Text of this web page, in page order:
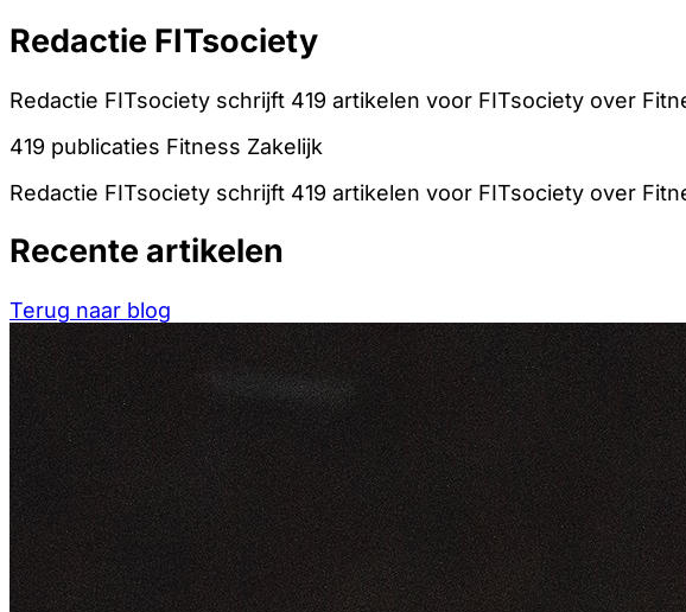
Redactie FITsociety
Redactie FITsociety schrijft 419 artikelen voor FITsociety over
419 publicaties Fitness Zakelijk
Redactie FITsociety schrijft 419 artikelen voor FITsociety over
Recente artikelen
Terug naar blog